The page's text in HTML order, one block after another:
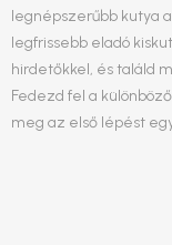
legnépszerűbb kutya
legfrissebb eladó
hirdetőkkel, és találd
Fedezd fel a
meg az első lépést